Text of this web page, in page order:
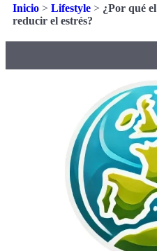
Inicio > Lifestyle > ¿Por qué
reducir el estrés?